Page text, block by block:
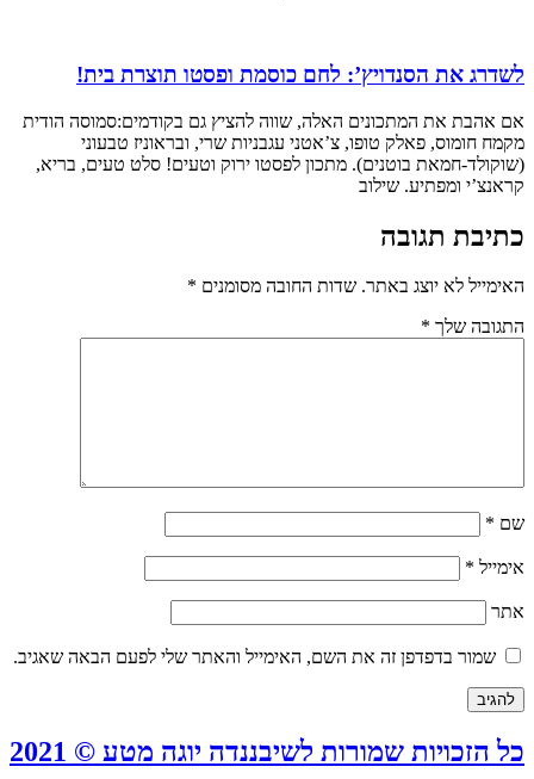
לשדרג את הסנדויץ’: לחם כוסמת ופסטו תוצרת בית!
אם אהבת את המתכונים האלה, שווה להציץ גם בקודמים:סמוסה הודית
מקמח חומוס, פאלק טופו, צ’אטני עגבניות שרי, ובראוניז טבעוני
(שוקולד-חמאת בוטנים). מתכון לפסטו ירוק וטעים! סלט טעים, בריא,
קראנצ’י ומפתיע. שילוב
כתיבת תגובה
האימייל לא יוצג באתר. שדות החובה מסומנים *
התגובה שלך *
שם *
אימייל *
אתר
שמור בדפדפן זה את השם, האימייל והאתר שלי לפעם הבאה שאגיב.
כל הזכויות שמורות לשיבננדה יוגה מטע © 2021